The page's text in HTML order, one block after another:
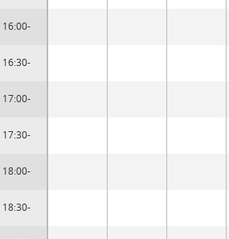
16:00-
16:30-
17:00-
17:30-
18:00-
18:30-